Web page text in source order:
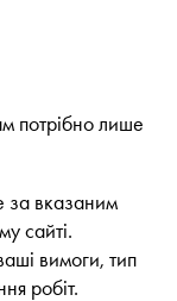
потрібно лише
за вказаним
сайті.
вимоги, тип
робіт.